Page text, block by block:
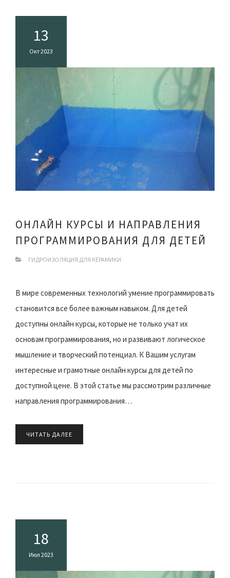
13
Окт 2023
ОНЛАЙН КУРСЫ И НАПРАВЛЕНИЯ
ПРОГРАММИРОВАНИЯ ДЛЯ ДЕТЕЙ
ГИДРОИЗОЛЯЦИЯ ДЛЯ КЕРАМИКИ
В мире современных технологий умение программировать
становится все более важным навыком. Для детей
доступны онлайн курсы, которые не только учат их
основам программирования, но и развивают логическое
мышление и творческий потенциал. К Вашим услугам
интересные и грамотные онлайн курсы для детей по
доступной цене. В этой статье мы рассмотрим различные
направления программирования…
ЧИТАТЬ ДАЛЕЕ
18
Июл 2023